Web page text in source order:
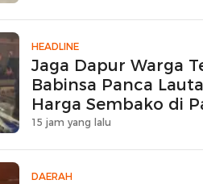
HEADLINE
Jaga Dapur Warga
Babinsa Panca
Harga Sembako di
15 jam yang lalu
DAERAH